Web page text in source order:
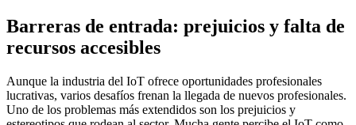
Barreras de entrada: prejuicios y falta de
recursos accesibles
Aunque la industria del IoT ofrece oportunidades profesionales
lucrativas, varios desafíos frenan la llegada de nuevos profesionales.
Uno de los problemas más extendidos son los prejuicios y